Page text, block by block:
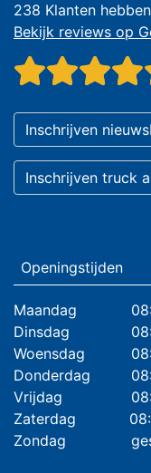
238 Klanten
Bekijk reviews op
Openingstijden
Maandag
Dinsdag
Woensdag
Donderdag
Vrijdag
Zaterdag
Zondag